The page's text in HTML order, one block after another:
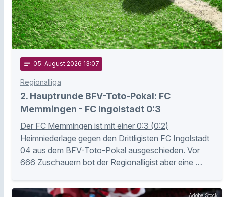
notes 05. August 2026 13:07
Regionalliga
2. Hauptrunde BFV-Toto-Pokal: FC
Memmingen - FC Ingolstadt 0:3
Der FC Memmingen ist mit einer 0:3 (0:2)
Heimniederlage gegen den Drittligisten FC Ingolstadt
04 aus dem BFV-Toto-Pokal ausgeschieden. Vor
666 Zuschauern bot der Regionalligist aber eine …
Adobe Stock